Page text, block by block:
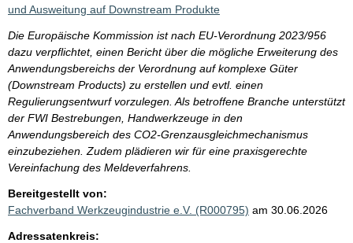
und Ausweitung auf Downstream Produkte
Die Europäische Kommission ist nach EU-Verordnung 2023/956
dazu verpflichtet, einen Bericht über die mögliche Erweiterung des
Anwendungsbereichs der Verordnung auf komplexe Güter
(Downstream Products) zu erstellen und evtl. einen
Regulierungsentwurf vorzulegen. Als betroffene Branche unterstützt
der FWI Bestrebungen, Handwerkzeuge in den
Anwendungsbereich des CO2-Grenzausgleichmechanismus
einzubeziehen. Zudem plädieren wir für eine praxisgerechte
Vereinfachung des Meldeverfahrens.
Bereitgestellt von:
Fachverband Werkzeugindustrie e.V. (R000795) am 30.06.2026
Adressatenkreis: